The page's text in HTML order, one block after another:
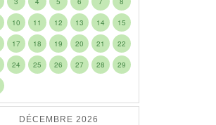
10 11 12 13 14 15
17 18 19 20 21 22
24 25 26 27 28 29
DÉCEMBRE 2026